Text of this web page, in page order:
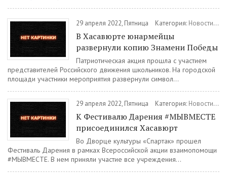
29 апреля 2022, Пятница Категория: Новости/
В Хасавюрте юнармейцы
развернули копию Знамени Победы
Патриотическая акция прошла с участием
представителей Российского движения школьников. На городской
площади участники мероприятия развернули символ...
29 апреля 2022, Пятница Категория: Новости/
К Фестивалю Дарения #МЫВМЕСТЕ
присоединился Хасавюрт
Во Дворце культуры «Спартак» прошел
Фестиваль Дарения в рамках Всероссийской акции взаимопомощи
#МЫВМЕСТЕ. В нем приняли участие все учреждения...